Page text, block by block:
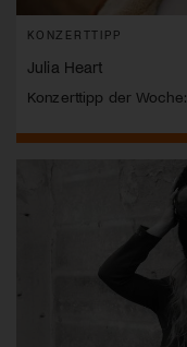
KONZERTTIPP
Julia Heart
Konzerttipp der